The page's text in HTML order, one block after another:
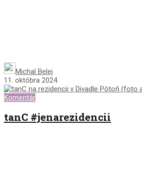
Michal Belej
11. októbra 2024
Komentár
tanC #jenarezidencii